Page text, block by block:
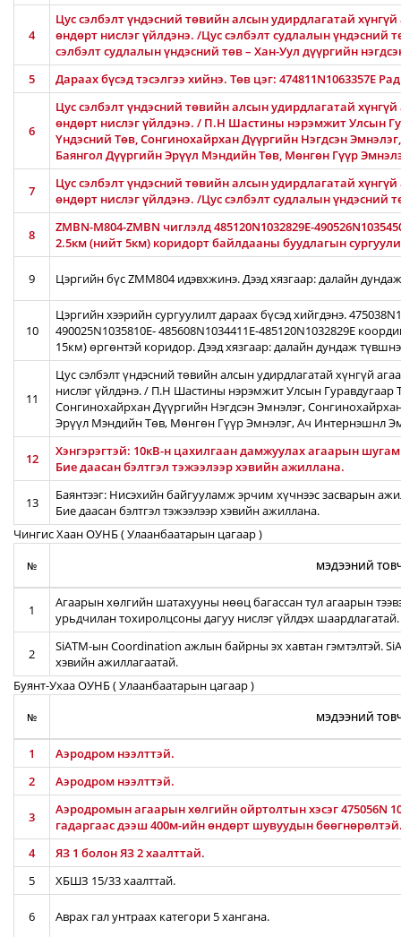
4
Цус сэлбэлт үндэсний төвийн алсын удирдлагатай
өндөрт нислэг үйлдэнэ. /Цус сэлбэлт судлалын үндэсний
сэлбэлт судлалын үндэсний төв – Хан-Уул дүүргийн
5
Дараах бүсэд тэсэлгээ хийнэ. Төв цэг: 474811N1063357E
6
Цус сэлбэлт үндэсний төвийн алсын удирдлагатай
өндөрт нислэг үйлдэнэ. / П.Н Шастины нэрэмжит Улсын
Үндэсний Төв, Сонгинохайрхан Дүүргийн Нэгдсэн
Баянгол Дүүргийн Эрүүл Мэндийн Төв, Мөнгөн Гүүр
7
Цус сэлбэлт үндэсний төвийн алсын удирдлагатай
өндөрт нислэг үйлдэнэ. /Цус сэлбэлт судлалын
8
ZMBN-M804-ZMBN чиглэлд 485120N1032829E-
2.5км (нийт 5км) коридорт байлдааны буудлагын
9 Цэргийн бүс ZMM804 идэвхжинэ. Дээд хязгаар: далайн
10
Цэргийн хээрийн сургуулилт дараах бүсэд хийгдэнэ.
490025N1035810E- 485608N1034411E-485120N1032829E
15км) өргөнтэй коридор. Дээд хязгаар: далайн дундаж
11
Цус сэлбэлт үндэсний төвийн алсын удирдлагатай хүнгүй
нислэг үйлдэнэ. / П.Н Шастины нэрэмжит Улсын Гуравдугаар
Сонгинохайрхан Дүүргийн Нэгдсэн Эмнэлэг,
Эрүүл Мэндийн Төв, Мөнгөн Гүүр Эмнэлэг, Ач Интернэшнл
12
Хэнгэрэгтэй: 10кВ-н цахилгаан дамжуулах агаарын
Бие даасан бэлтгэл тэжээлээр хэвийн ажиллана.
13
Баянтээг: Нисэхийн байгууламж эрчим хүчнээс засварын
Бие даасан бэлтгэл тэжээлээр хэвийн ажиллана.
Чингис Хаан ОУНБ ( Улаанбаатарын цагаар )
№ МЭДЭЭНИЙ
1
Агаарын хөлгийн шатахууны нөөц багассан тул агаарын
урьдчилан тохиролцсоны дагуу нислэг үйлдэх шаардлагатай.
2
SiATM-ын Coordination ажлын байрны эх хавтан гэмтэлтэй.
хэвийн ажиллагаатай.
Буянт-Ухаа ОУНБ ( Улаанбаатарын цагаар )
№ МЭДЭЭНИЙ
1
Аэродром нээлттэй.
2
Аэродром нээлттэй.
3
Аэродромын агаарын хөлгийн ойртолтын хэсэг 475056N
гадаргаас дээш 400м-ийн өндөрт шувуудын
4
ЯЗ 1 болон ЯЗ 2 хаалттай.
5
ХБШЗ 15/33 хаалттай.
6 Аврах гал унтраах категори 5 хангана.